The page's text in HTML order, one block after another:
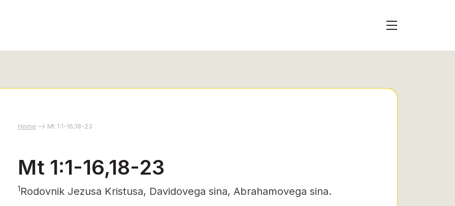
Home Mt 1:1-16,18-23
Mt 1:1-16,18-23
1Rodovnik Jezusa Kristusa, Davidovega sina, Abrahamovega sina.